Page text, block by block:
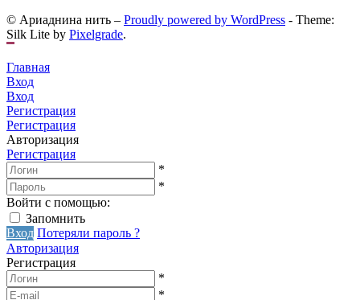
© Ариаднина нить – Proudly powered by WordPress - Theme:
Silk Lite by Pixelgrade.
Главная
Вход
Вход
Регистрация
Регистрация
Авторизация
Регистрация
*
*
Войти с помощью:
Запомнить
Вход Потеряли пароль ?
Авторизация
Регистрация
*
*